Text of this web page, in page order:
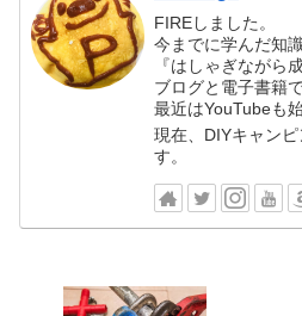
FIREしました。
今までに学んだ知
『はしゃぎながら
ブログと電子書籍
最近はYouTubeも
現在、DIYキャン
す。